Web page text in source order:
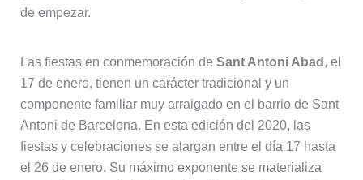
de empezar.
Las fiestas en conmemoración de Sant Antoni Abad , el
17 de enero, tienen un carácter tradicional y un
componente familiar muy arraigado en el barrio de Sant
Antoni de Barcelona. En esta edición del 2020, las
fiestas y celebraciones se alargan entre el día 17 hasta
el 26 de enero. Su máximo exponente se materializa